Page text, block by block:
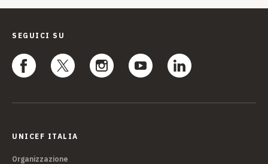
SEGUICI SU
UNICEF ITALIA
Organizzazione